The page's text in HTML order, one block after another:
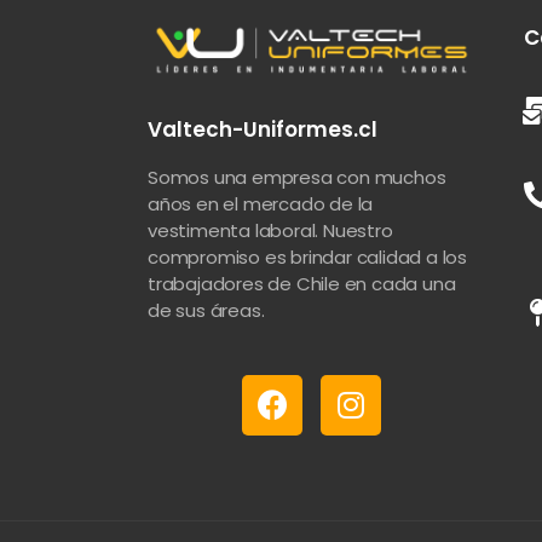
Valtech-Uniformes.cl
Somos una empresa con muchos
años en el mercado de la
vestimenta laboral. Nuestro
compromiso es brindar calidad a los
trabajadores de Chile en cada una
de sus áreas.